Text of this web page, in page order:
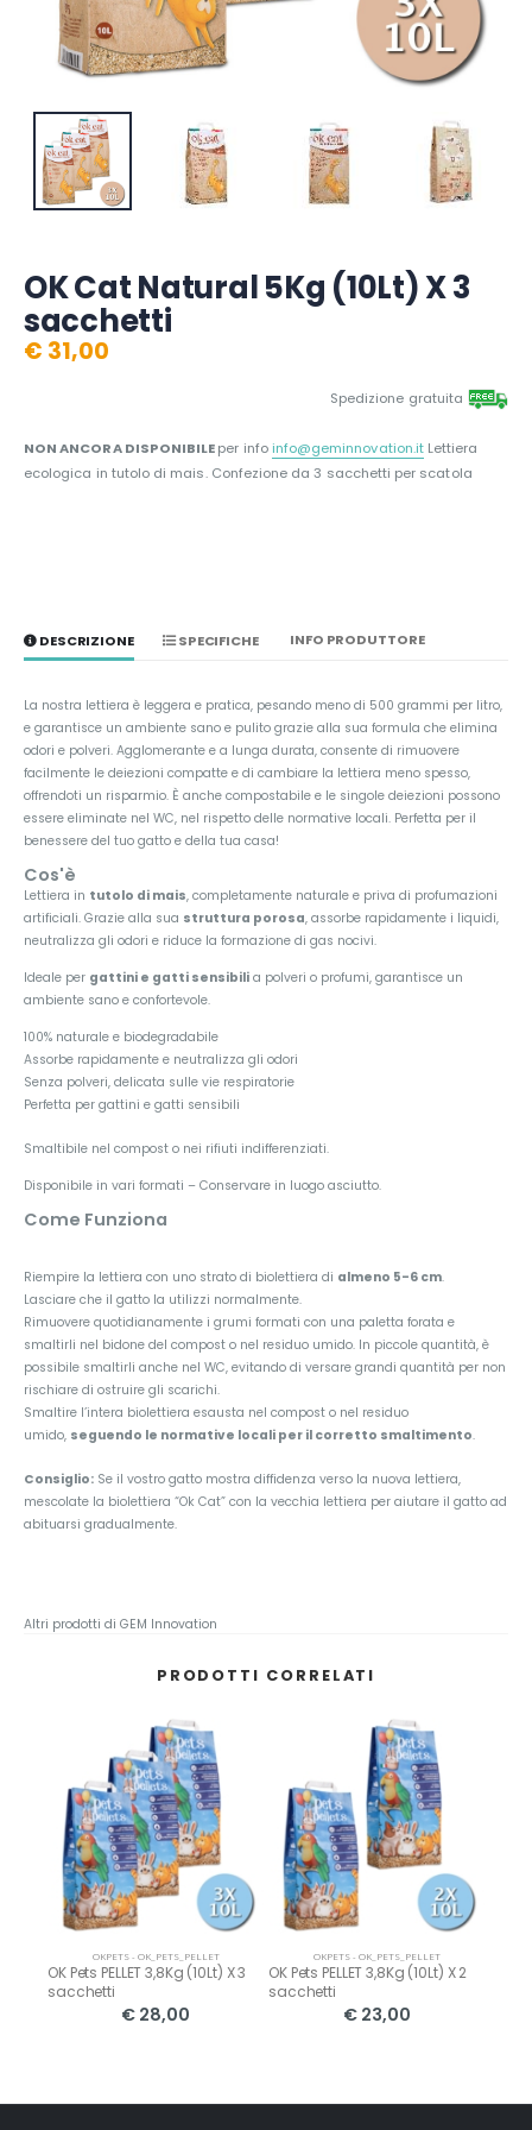
OK Cat Natural 5Kg (10Lt) X 3
sacchetti
€ 31,00
Spedizione gratuita
NON ANCORA DISPONIBILEper info info@geminnovation.it Lettiera
ecologica in tutolo di mais. Confezione da 3 sacchetti per scatola
DESCRIZIONE SPECIFICHE INFO PRODUTTORE
La nostra lettiera è leggera e pratica, pesando meno di 500 grammi per litro,
e garantisce un ambiente sano e pulito grazie alla sua formula che elimina
odori e polveri. Agglomerante e a lunga durata, consente di rimuovere
facilmente le deiezioni compatte e di cambiare la lettiera meno spesso,
offrendoti un risparmio. È anche compostabile e le singole deiezioni possono
essere eliminate nel WC, nel rispetto delle normative locali. Perfetta per il
benessere del tuo gatto e della tua casa!
Cos'è
Lettiera in tutolo di mais, completamente naturale e priva di profumazioni
artificiali. Grazie alla sua struttura porosa, assorbe rapidamente i liquidi,
neutralizza gli odori e riduce la formazione di gas nocivi.
Ideale per gattini e gatti sensibili a polveri o profumi, garantisce un
ambiente sano e confortevole.
100% naturale e biodegradabile
Assorbe rapidamente e neutralizza gli odori
Senza polveri, delicata sulle vie respiratorie
Perfetta per gattini e gatti sensibili
Smaltibile nel compost o nei rifiuti indifferenziati.
Disponibile in vari formati – Conservare in luogo asciutto.
Come Funziona
Riempire la lettiera con uno strato di biolettiera di almeno 5-6 cm.
Lasciare che il gatto la utilizzi normalmente.
Rimuovere quotidianamente i grumi formati con una paletta forata e
smaltirli nel bidone del compost o nel residuo umido. In piccole quantità, è
possibile smaltirli anche nel WC, evitando di versare grandi quantità per non
rischiare di ostruire gli scarichi.
Smaltire l’intera biolettiera esausta nel compost o nel residuo
umido, seguendo le normative locali per il corretto smaltimento.
Consiglio: Se il vostro gatto mostra diffidenza verso la nuova lettiera,
mescolate la biolettiera “Ok Cat” con la vecchia lettiera per aiutare il gatto ad
abituarsi gradualmente.
Altri prodotti di GEM Innovation
PRODOTTI CORRELATI
OKPETS - OK_PETS_PELLET
OK Pets PELLET 3,8Kg (10Lt) X 3
sacchetti
€ 28,00
OKPETS - OK_PETS_PELLET
OK Pets PELLET 3,8Kg (10Lt) X 2
sacchetti
€ 23,00